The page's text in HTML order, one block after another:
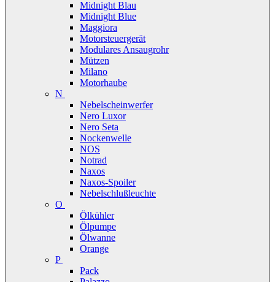
Midnight Blau
Midnight Blue
Maggiora
Motorsteuergerät
Modulares Ansaugrohr
Mützen
Milano
Motorhaube
N
Nebelscheinwerfer
Nero Luxor
Nero Seta
Nockenwelle
NOS
Notrad
Naxos
Naxos-Spoiler
Nebelschlußleuchte
O
Ölkühler
Ölpumpe
Ölwanne
Orange
P
Pack